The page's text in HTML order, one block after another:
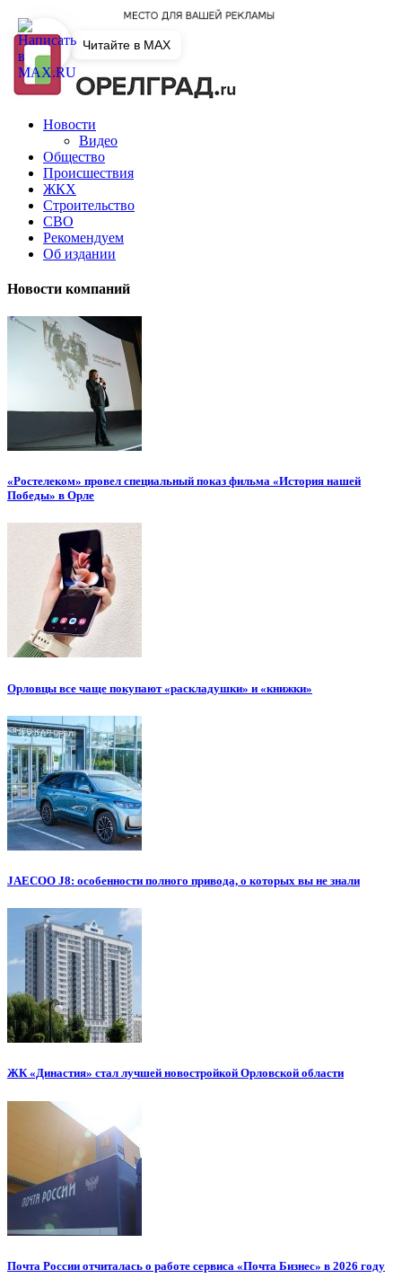
Новости
Видео
Общество
Происшествия
ЖКХ
Строительство
СВО
Рекомендуем
Об издании
Новости компаний
«Ростелеком» провел специальный показ фильма «История нашей
Победы» в Орле
Орловцы все чаще покупают «раскладушки» и «книжки»
JAECOO J8: особенности полного привода, о которых вы не знали
ЖК «Династия» стал лучшей новостройкой Орловской области
Почта России отчиталась о работе сервиса «Почта Бизнес» в 2026 году
Читайте в MAX